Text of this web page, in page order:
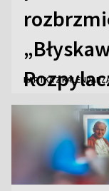
KARTKA Z